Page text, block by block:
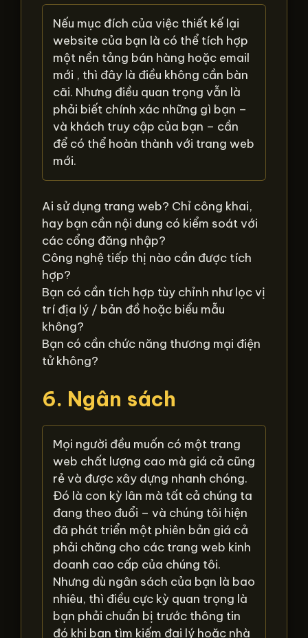
Nếu mục đích của việc thiết kế lại
website của bạn là có thể tích hợp
một nền tảng bán hàng hoặc email
mới , thì đây là điều không cần bàn
cãi. Nhưng điều quan trọng vẫn là
phải biết chính xác những gì bạn –
và khách truy cập của bạn – cần
để có thể hoàn thành với trang web
mới.
Ai sử dụng trang web? Chỉ công khai,
hay bạn cần nội dung có kiểm soát với
các cổng đăng nhập?
Công nghệ tiếp thị nào cần được tích
hợp?
Bạn có cần tích hợp tùy chỉnh như lọc vị
trí địa lý / bản đồ hoặc biểu mẫu
không?
Bạn có cần chức năng thương mại điện
tử không?
6. Ngân sách
Mọi người đều muốn có một trang
web chất lượng cao mà giá cả cũng
rẻ và được xây dựng nhanh chóng.
Đó là con kỳ lân mà tất cả chúng ta
đang theo đuổi – và chúng tôi hiện
đã phát triển một phiên bản giá cả
phải chăng cho các trang web kinh
doanh cao cấp của chúng tôi.
Nhưng dù ngân sách của bạn là bao
nhiêu, thì điều cực kỳ quan trọng là
bạn phải chuẩn bị trước thông tin
đó khi bạn tìm kiếm đại lý hoặc nhà